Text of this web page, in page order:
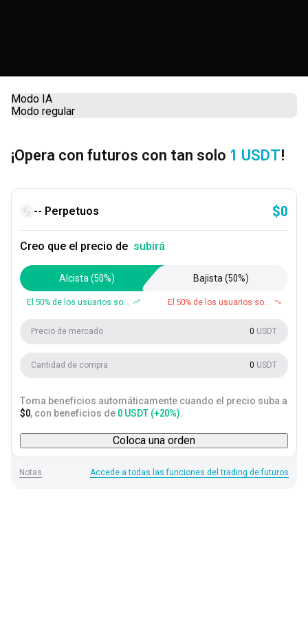
Modo IA
Modo regular
¡Opera con futuros con tan solo 1 USDT!
-- Perpetuos $0
Creo que el precio de subirá
Alcista (50%) Bajista (50%)
El 50% de los usuarios son
El 50% de los usuarios son
Precio de mercado
0 USDT
Cantidad de compra 0 USDT
Toma beneficios automáticamente cuando el precio suba a
$0, con beneficios de 0 USDT (+20%).
Coloca una orden
Notas Accede a todas las funciones del trading de futuros